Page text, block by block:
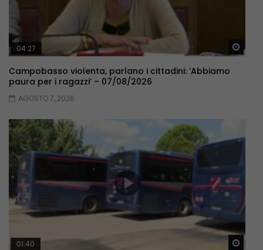
04:27
Campobasso violenta, parlano i cittadini: ‘Abbiamo
paura per i ragazzi’ – 07/08/2026
AGOSTO 7, 2026
01:40